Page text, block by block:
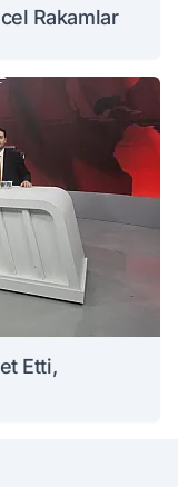
Rakamlar
Etti,